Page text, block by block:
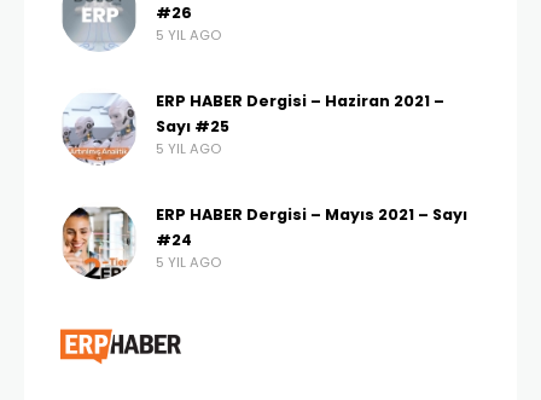
#26
5 YIL AGO
ERP HABER Dergisi – Haziran 2021 –
Sayı #25
5 YIL AGO
ERP HABER Dergisi – Mayıs 2021 – Sayı
#24
5 YIL AGO